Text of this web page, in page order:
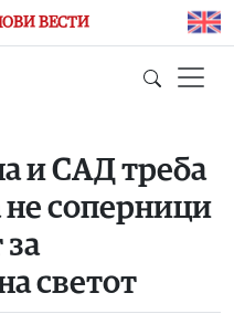
ВЕСТИ
и САД треба
не соперници
за
светот